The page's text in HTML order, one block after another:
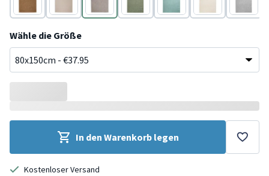
Braun Creme Taupe Grün Türkis Beige Grau
Wähle die Größe
In den Warenkorb legen
Kostenloser Versand